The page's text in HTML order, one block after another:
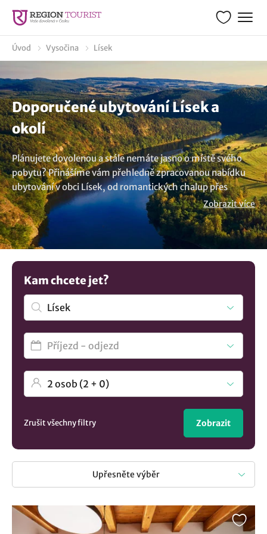
Úvod Vysočina Lísek
Doporučené ubytování Lísek a
okolí
Plánujete dovolenou a stále nemáte jasno o místě svého
pobytu? Přinášíme vám přehledně zpracovanou nabídku
ubytování v obci Lísek, od romantických chalup přes
stylové apartmány, rodinné penziony až po luxusní hotely,
které splňují všechny představy o pohodlném odpočinku.
Nabízíme poutavou inspiraci pro ty, kteří hledají místo pro
strávení příjemnch chvil s rodinou nebo přáteli, kteří si
chtějí jednoduše užít zaslouženou pauzu od každodenního
ruchu. Získejte výhodné nabídky přímo od majitelů a
nepropásněte šanci na slevu. Díky našim last minute akcím
můžete ušetřit, aniž byste museli slevit z kvality vašeho
pobytu. Objevte s námi možnosti, kde se ubytovat v obci
Lísek a vyberte si váš příští pobyt se snídaní, polopenzí
nebo bez stravy. Záleží jen na preferencích každého hosta.
Už teď se můžete těšit na nezapomenutelné chvíle v
destinaci Lísek a vzhůru za poznáváním Kraj Vysočina.
Namátkou vybíráme následující tipy na ubytovací zařízení
Zobrazit více
Kam chcete jet?
Zrušit všechny filtry Zobrazit
Upřesněte výběr